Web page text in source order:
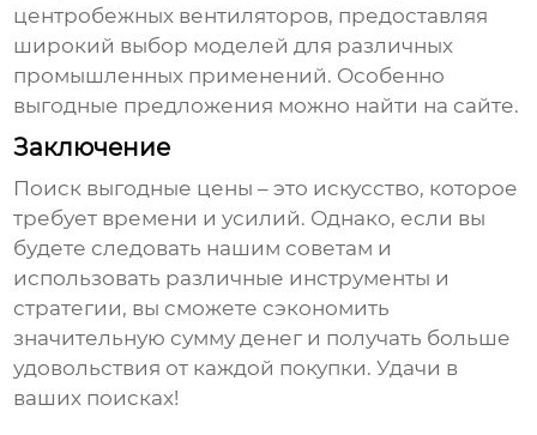
центробежных вентиляторов, предоставляя
широкий выбор моделей для различных
промышленных применений. Особенно
выгодные предложения можно найти на сайте.
Заключение
Поиск выгодные цены – это искусство, которое
требует времени и усилий. Однако, если вы
будете следовать нашим советам и
использовать различные инструменты и
стратегии, вы сможете сэкономить
значительную сумму денег и получать больше
удовольствия от каждой покупки. Удачи в
ваших поисках!